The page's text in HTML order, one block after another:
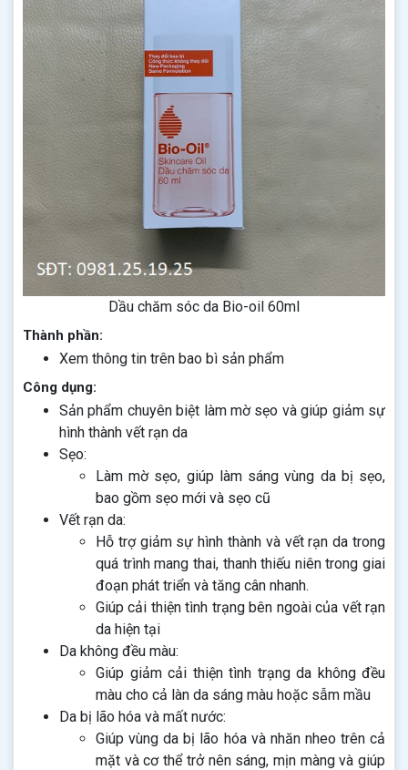
Dầu chăm sóc da Bio-oil 60ml
Thành phần:
Xem thông tin trên bao bì sản phẩm
Công dụng:
Sản phẩm chuyên biệt làm mờ sẹo và giúp giảm sự
hình thành vết rạn da
Sẹo:
Làm mờ sẹo, giúp làm sáng vùng da bị sẹo,
bao gồm sẹo mới và sẹo cũ
Vết rạn da:
Hỗ trợ giảm sự hình thành và vết rạn da trong
quá trình mang thai, thanh thiếu niên trong giai
đoạn phát triển và tăng cân nhanh.
Giúp cải thiện tình trạng bên ngoài của vết rạn
da hiện tại
Da không đều màu:
Giúp giảm cải thiện tình trạng da không đều
màu cho cả làn da sáng màu hoặc sẫm mầu
Da bị lão hóa và mất nước:
Giúp vùng da bị lão hóa và nhăn nheo trên cả
mặt và cơ thể trở nên sáng, mịn màng và giúp